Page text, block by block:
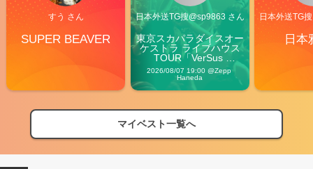
すう さん
SUPER BEAVER
日本外送TG搜@sp9863 さん
東京スカパラダイスオー
ケストラ ライブハウス
TOUR「VerSus
Carnival」
2026/08/07 19:00 @Zepp
Haneda
日本外送TG
日本
マイベスト一覧へ
【フェス特集2026】フェス情報はここから！
【ライブ動員ランキング】2026年上半期編発表！